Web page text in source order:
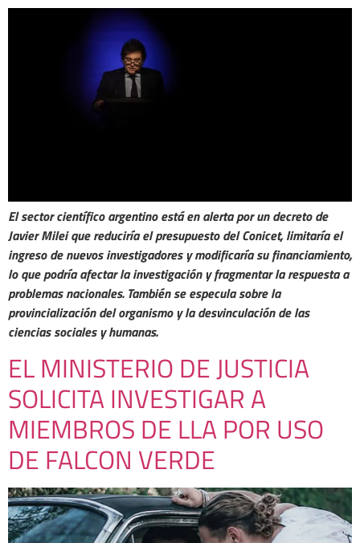
El sector científico argentino está en alerta por un decreto de
Javier Milei que reduciría el presupuesto del Conicet, limitaría el
ingreso de nuevos investigadores y modificaría su financiamiento,
lo que podría afectar la investigación y fragmentar la respuesta a
problemas nacionales. También se especula sobre la
provincialización del organismo y la desvinculación de las
ciencias sociales y humanas.
EL MINISTERIO DE JUSTICIA
SOLICITA INVESTIGAR A
MIEMBROS DE LLA POR USO
DE FALCON VERDE